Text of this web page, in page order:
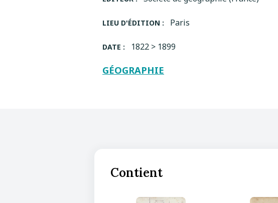
LIEU D'ÉDITION : Paris
DATE : 1822 > 1899
GÉOGRAPHIE
Contient